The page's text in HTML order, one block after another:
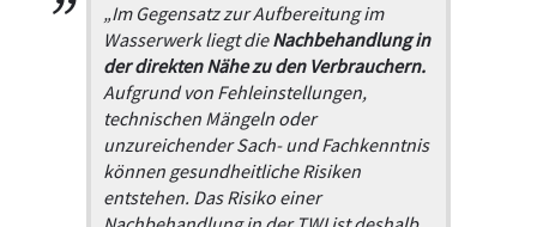
„Im Gegensatz zur Aufbereitung im
Wasserwerk liegt dieNachbehandlung in
der direkten Nähe zu den Verbrauchern.
Aufgrund von Fehleinstellungen,
technischen Mängeln oder
unzureichender Sach- und Fachkenntnis
können gesundheitliche Risiken
entstehen. Das Risiko einer